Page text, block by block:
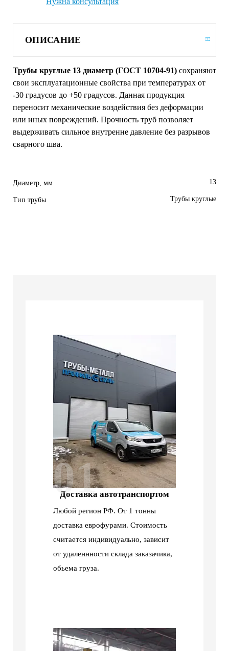
ОПИСАНИЕ
Трубы круглые 13 диаметр (ГОСТ 10704-91) сохраняют
свои эксплуатационные свойства при температурах от
-30 градусов до +50 градусов. Данная продукция
переносит механические воздействия без деформации
или иных повреждений. Прочность труб позволяет
выдерживать сильное внутренне давление без разрывов
сварного шва.
Диаметр, мм 13
Тип трубы Трубы круглые
01
Доставка автотранспортом
Любой регион РФ. От 1 тонны
доставка еврофурами. Стоимость
считается индивидуально, зависит
от удаленнности склада заказачика,
обьема груза.